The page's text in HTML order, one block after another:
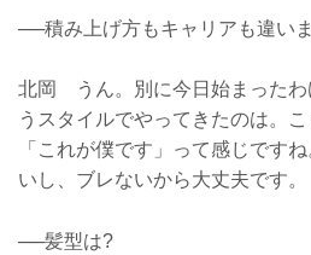
──積み上げ方もキャリアも違いま
北岡 うん。別に今日始まったわ
うスタイルでやってきたのは。
「これが僕です」って感じです
いし、ブレないから大丈夫です。
──髪型は?